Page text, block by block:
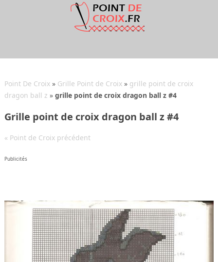
Point De Croix» Grille Point de Croix» grille point de croix
dragon ball z » grille point de croix dragon ball z #4
Grille point de croix dragon ball z #4
« Point de Croix précédent
Publicités